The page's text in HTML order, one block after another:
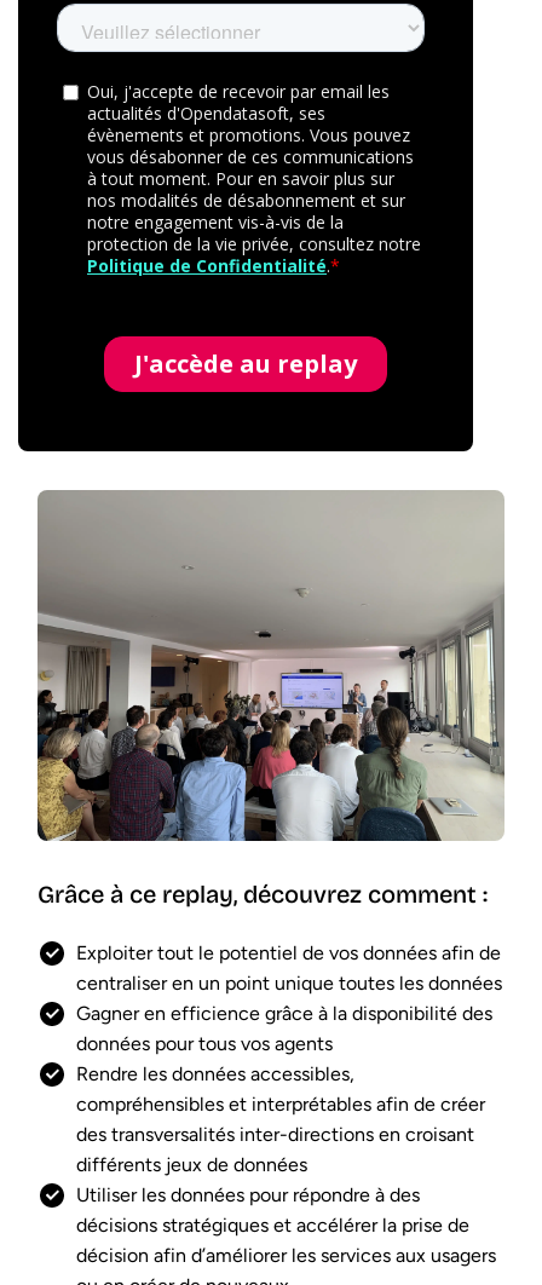
Grâce à ce replay, découvrez comment :
Exploiter tout le potentiel de vos données afin de
centraliser en un point unique toutes les données
Gagner en efficience grâce à la disponibilité des
données pour tous vos agents
Rendre les données accessibles,
compréhensibles et interprétables afin de créer
des transversalités inter-directions en croisant
différents jeux de données
Utiliser les données pour répondre à des
décisions stratégiques et accélérer la prise de
décision afin d’améliorer les services aux usagers